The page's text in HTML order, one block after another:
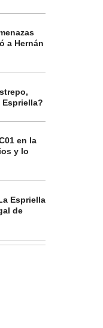
a Hernán
en la
y lo
Espriella
de